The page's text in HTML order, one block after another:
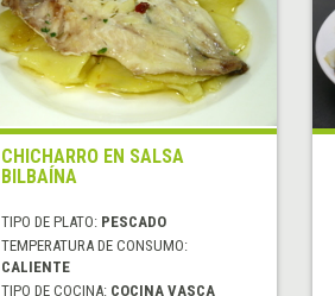
CHICHARRO EN SALSA
BILBAÍNA
TIPO DE PLATO: PESCADO
TEMPERATURA DE CONSUMO:
CALIENTE
TIPO DE COCINA: COCINA VASCA